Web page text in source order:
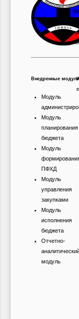
Внедренные
Модуль
Модуль
планирования
бюджета
Модуль
ПФХД
Модуль
управления
закупками
Модуль
исполнения
бюджета
Отчетно-
модуль